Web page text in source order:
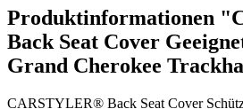
Produktinformationen
Back Seat Cover
Grand Cherokee
CARSTYLER® Back Seat Cover